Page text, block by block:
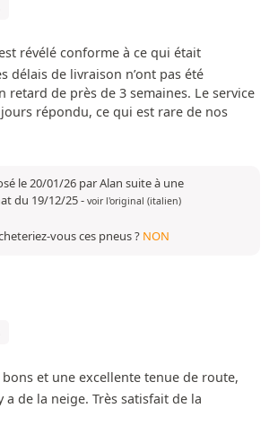
révélé conforme à ce qui était
délais de livraison n’ont pas été
retard de près de 3 semaines. Le service
répondu, ce qui est rare de nos
le 20/01/26 par Alan suite à une
du 19/12/25- voir l'original (italien)
vous ces pneus ? NON
et une excellente tenue de route,
a de la neige. Très satisfait de la